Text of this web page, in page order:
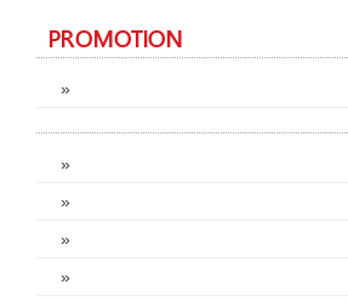
PROMOTION
»
»
»
»
»